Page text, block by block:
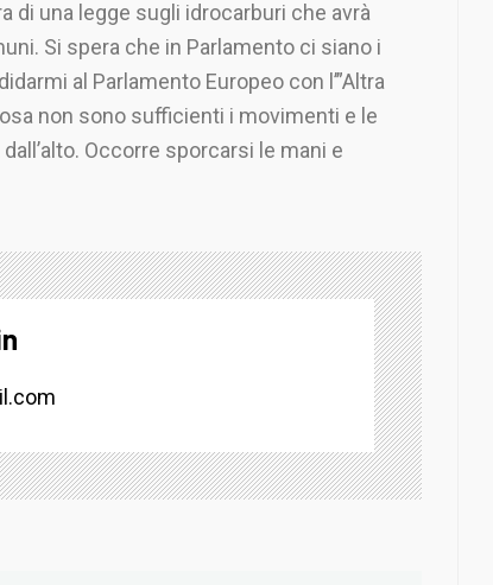
di una legge sugli idrocarburi che avrà
Si spera che in Parlamento ci siano i
al Parlamento Europeo con l’”Altra
non sono sufficienti i movimenti e le
Occorre sporcarsi le mani e